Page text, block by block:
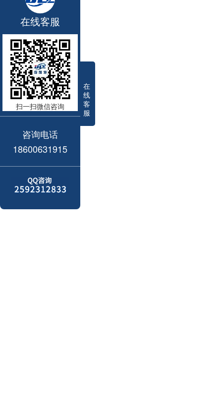
在
线
客
服
在线客服
扫一扫微信咨询
咨询电话
18600631915